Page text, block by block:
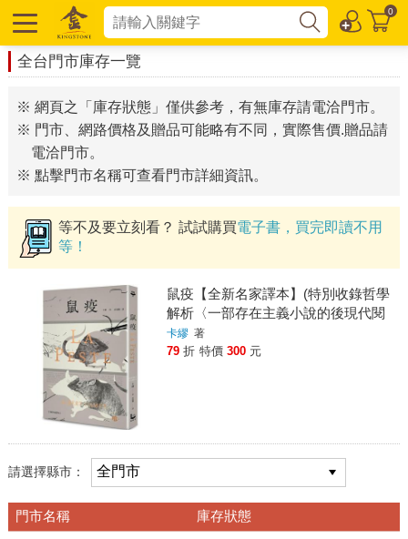
0
全台門市庫存一覽
※ 網頁之「庫存狀態」僅供參考，有無庫存請電洽門市。
※ 門市、網路價格及贈品可能略有不同，實際售價.贈品請
電洽門市。
※ 點擊門市名稱可查看門市詳細資訊。
等不及要立刻看？ 試試購買電子書，買完即讀不用
等！
鼠疫【全新名家譯本】(特別收錄哲學
解析〈一部存在主義小說的後現代閱
讀〉)
卡繆 著
79 折 特價 300 元
請選擇縣市：
門市名稱 庫存狀態